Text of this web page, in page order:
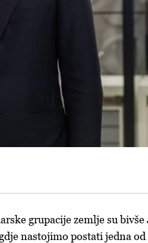
grupacije zemlje su bivše
nastojimo postati jedna